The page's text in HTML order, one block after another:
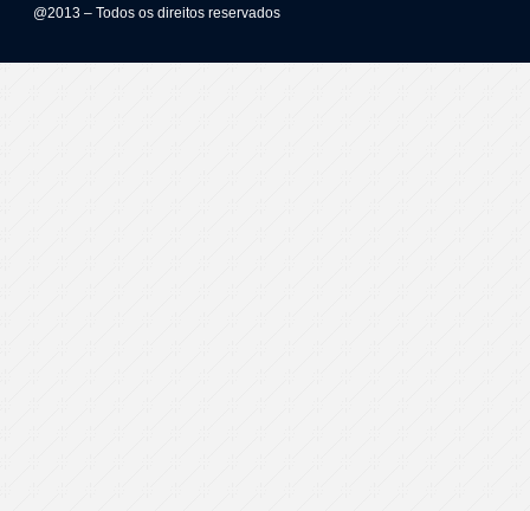
@2013 – Todos os direitos reservados